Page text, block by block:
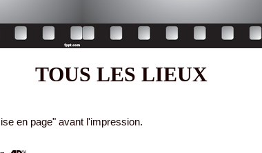
TOUS LES LIEUX
en page" avant l'impression.